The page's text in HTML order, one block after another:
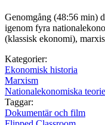
Genomgång (48:56 min)
igenom fyra
(klassisk ekonomi),
Kategorier:
Ekonomisk historia
Marxism
Nationalekonomiska
Taggar:
Dokumentär och film